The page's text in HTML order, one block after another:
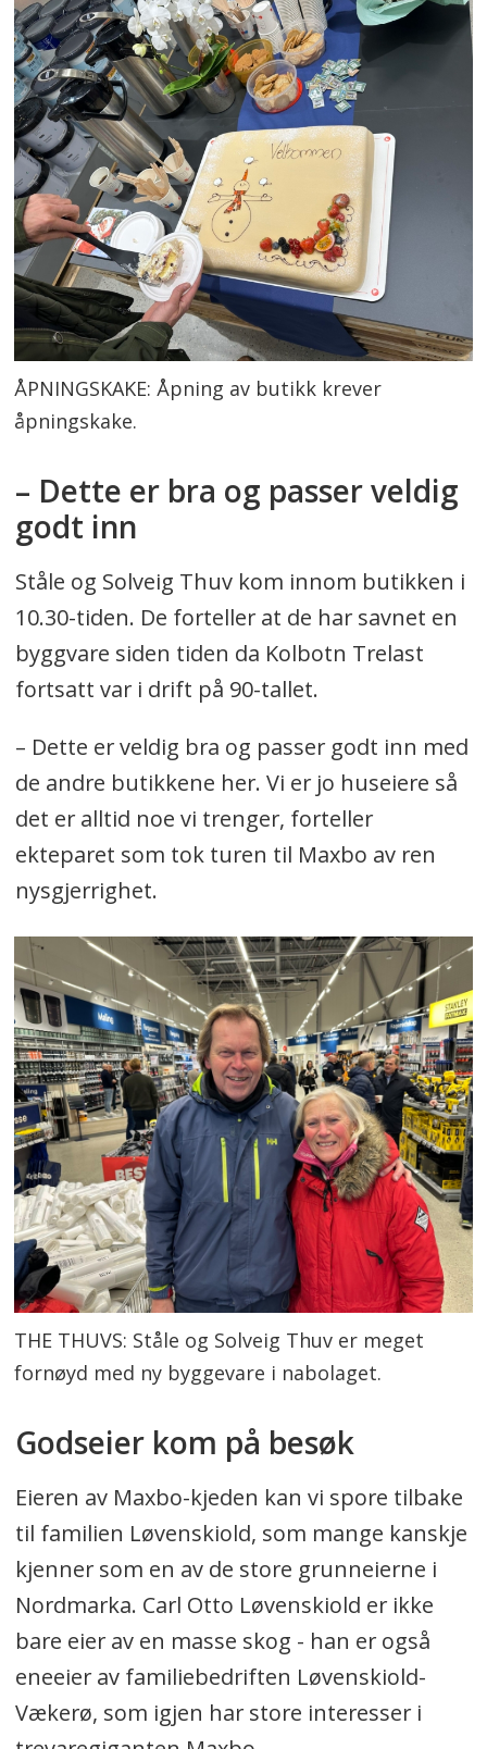
ÅPNINGSKAKE: Åpning av butikk krever
åpningskake.
– Dette er bra og passer veldig
godt inn
Ståle og Solveig Thuv kom innom butikken i
10.30-tiden. De forteller at de har savnet en
byggvare siden tiden da Kolbotn Trelast
fortsatt var i drift på 90-tallet.
– Dette er veldig bra og passer godt inn med
de andre butikkene her. Vi er jo huseiere så
det er alltid noe vi trenger, forteller
ekteparet som tok turen til Maxbo av ren
nysgjerrighet.
THE THUVS: Ståle og Solveig Thuv er meget
fornøyd med ny byggevare i nabolaget.
Godseier kom på besøk
Eieren av Maxbo-kjeden kan vi spore tilbake
til familien Løvenskiold, som mange kanskje
kjenner som en av de store grunneierne i
Nordmarka. Carl Otto Løvenskiold er ikke
bare eier av en masse skog - han er også
eneeier av familiebedriften Løvenskiold-
Vækerø, som igjen har store interesser i